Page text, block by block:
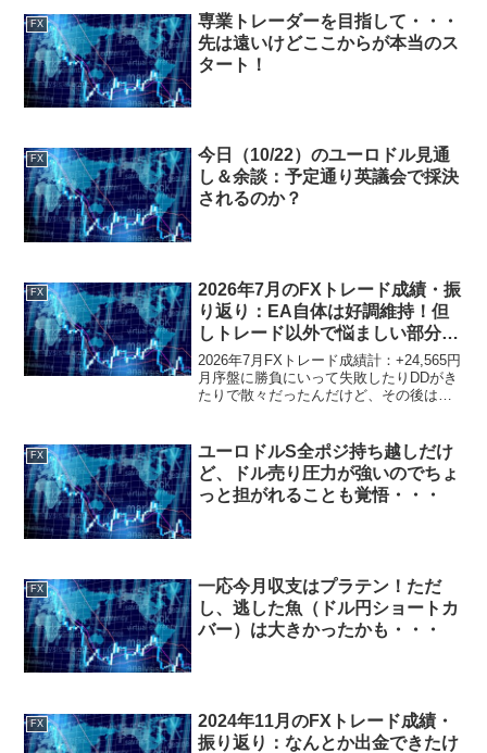
FX
専業トレーダーを目指して・・・
先は遠いけどここからが本当のス
タート！
FX
今日（10/22）のユーロドル見通
し＆余談：予定通り英議会で採決
されるのか？
FX
2026年7月のFXトレード成績・振
り返り：EA自体は好調維持！但
しトレード以外で悩ましい部分も
多く、一時的にフーデリ重視にな
る可能性も
2026年7月FXトレード成績計：+24,565円
月序盤に勝負にいって失敗したりDDがき
たりで散々だったんだけど、その後は長
用に移行したEA2つはいまいちだったん
だ...
FX
ユーロドルS全ポジ持ち越しだけ
ど、ドル売り圧力が強いのでちょ
っと担がれることも覚悟・・・
FX
一応今月収支はプラテン！ただ
し、逃した魚（ドル円ショートカ
バー）は大きかったかも・・・
FX
2024年11月のFXトレード成績・
振り返り：なんとか出金できたけ